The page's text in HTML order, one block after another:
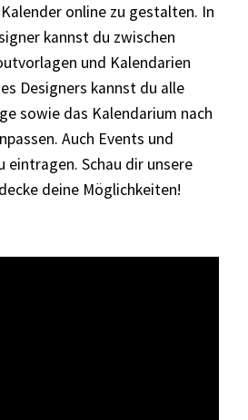
online zu gestalten. In
kannst du zwischen
und Kalendarien
Designers kannst du alle
sowie das Kalendarium nach
Auch Events und
eintragen. Schau dir unsere
deine Möglichkeiten!